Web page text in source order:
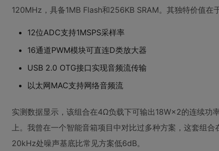
120MHz，具备1MB Flash和256KB SRAM。其独特价值在
12位ADC支持1MSPS采样率
16通道PWM模块可直连D类放大器
USB 2.0 OTG接口实现音频流传输
以太网MAC支持网络音频流
实测数据显示，该组合在4Ω负载下可输出18W×2的连续功
上。我曾在一个智能音箱项目中对比过多种方案，这套组
20kHz处噪声基底比常见方案低6dB。